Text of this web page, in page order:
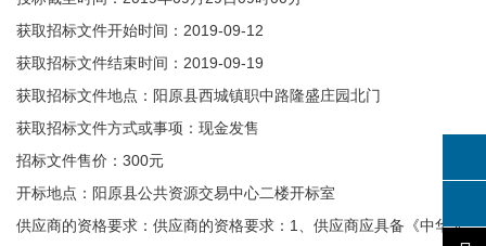
获取招标文件开始时间：2019-09-12
获取招标文件结束时间：2019-09-19
获取招标文件地点：阳原县西城镇职中路隆盛庄园北门
获取招标文件方式或事项：现金发售
招标文件售价：300元
开标地点：阳原县公共资源交易中心二楼开标室
供应商的资格要求：供应商的资格要求：1、供应商应具备《中华人